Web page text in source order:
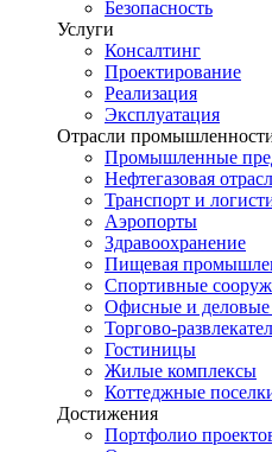
Безопасность
Услуги
Консалтинг
Проектирование
Реализация
Эксплуатация
Отрасли
Промышленные
Нефтегазовая
Транспорт и
Аэропорты
Здравоохранение
Пищевая
Спортивные
Офисные и
Торгово-
Гостиницы
Жилые комплексы
Коттеджные
Достижения
Портфолио